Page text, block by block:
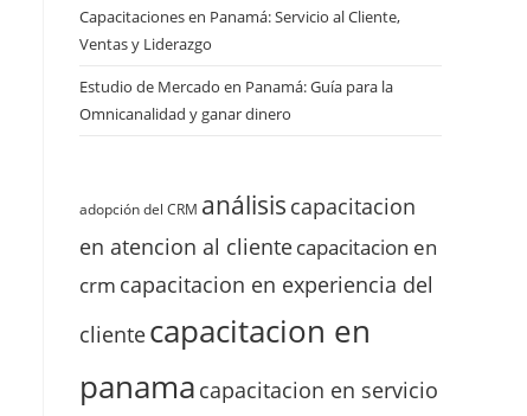
Capacitaciones en Panamá: Servicio al Cliente,
Ventas y Liderazgo
Estudio de Mercado en Panamá: Guía para la
Omnicanalidad y ganar dinero
adopción del CRM análisis capacitacion
en atencion al clientecapacitacion en
crm capacitacion en experiencia del
clientecapacitacion en
panama capacitacion en servicio